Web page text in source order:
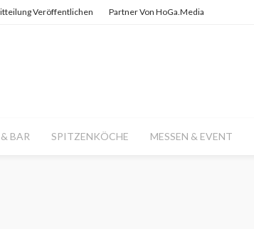
Veröffentlichen Partner Von HoGa.Media
BAR SPITZENKÖCHE MESSEN & EVENT